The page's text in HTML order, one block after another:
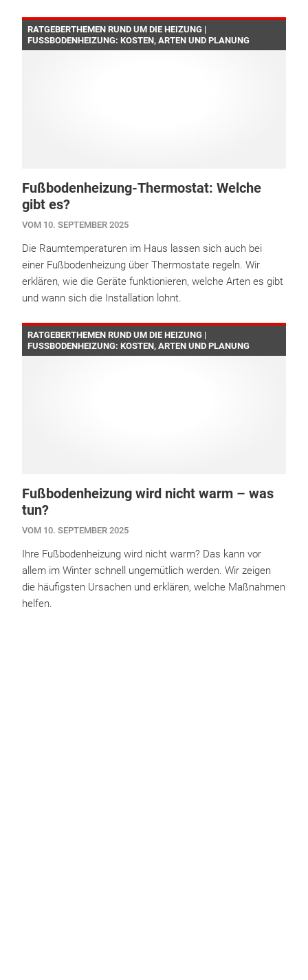
RATGEBERTHEMEN RUND UM DIE HEIZUNG |
FUSSBODENHEIZUNG: KOSTEN, ARTEN UND PLANUNG
Fußbodenheizung-Thermostat: Welche
gibt es?
VOM 10. SEPTEMBER 2025
Die Raumtemperaturen im Haus lassen sich auch bei
einer Fußbodenheizung über Thermostate regeln. Wir
erklären, wie die Geräte funktionieren, welche Arten es gibt
und wann sich die Installation lohnt.
RATGEBERTHEMEN RUND UM DIE HEIZUNG |
FUSSBODENHEIZUNG: KOSTEN, ARTEN UND PLANUNG
Fußbodenheizung wird nicht warm – was
tun?
VOM 10. SEPTEMBER 2025
Ihre Fußbodenheizung wird nicht warm? Das kann vor
allem im Winter schnell ungemütlich werden. Wir zeigen
die häufigsten Ursachen und erklären, welche Maßnahmen
helfen.